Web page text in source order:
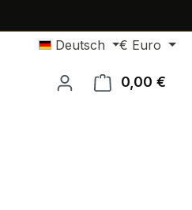
Deutsch € Euro
0,00 €